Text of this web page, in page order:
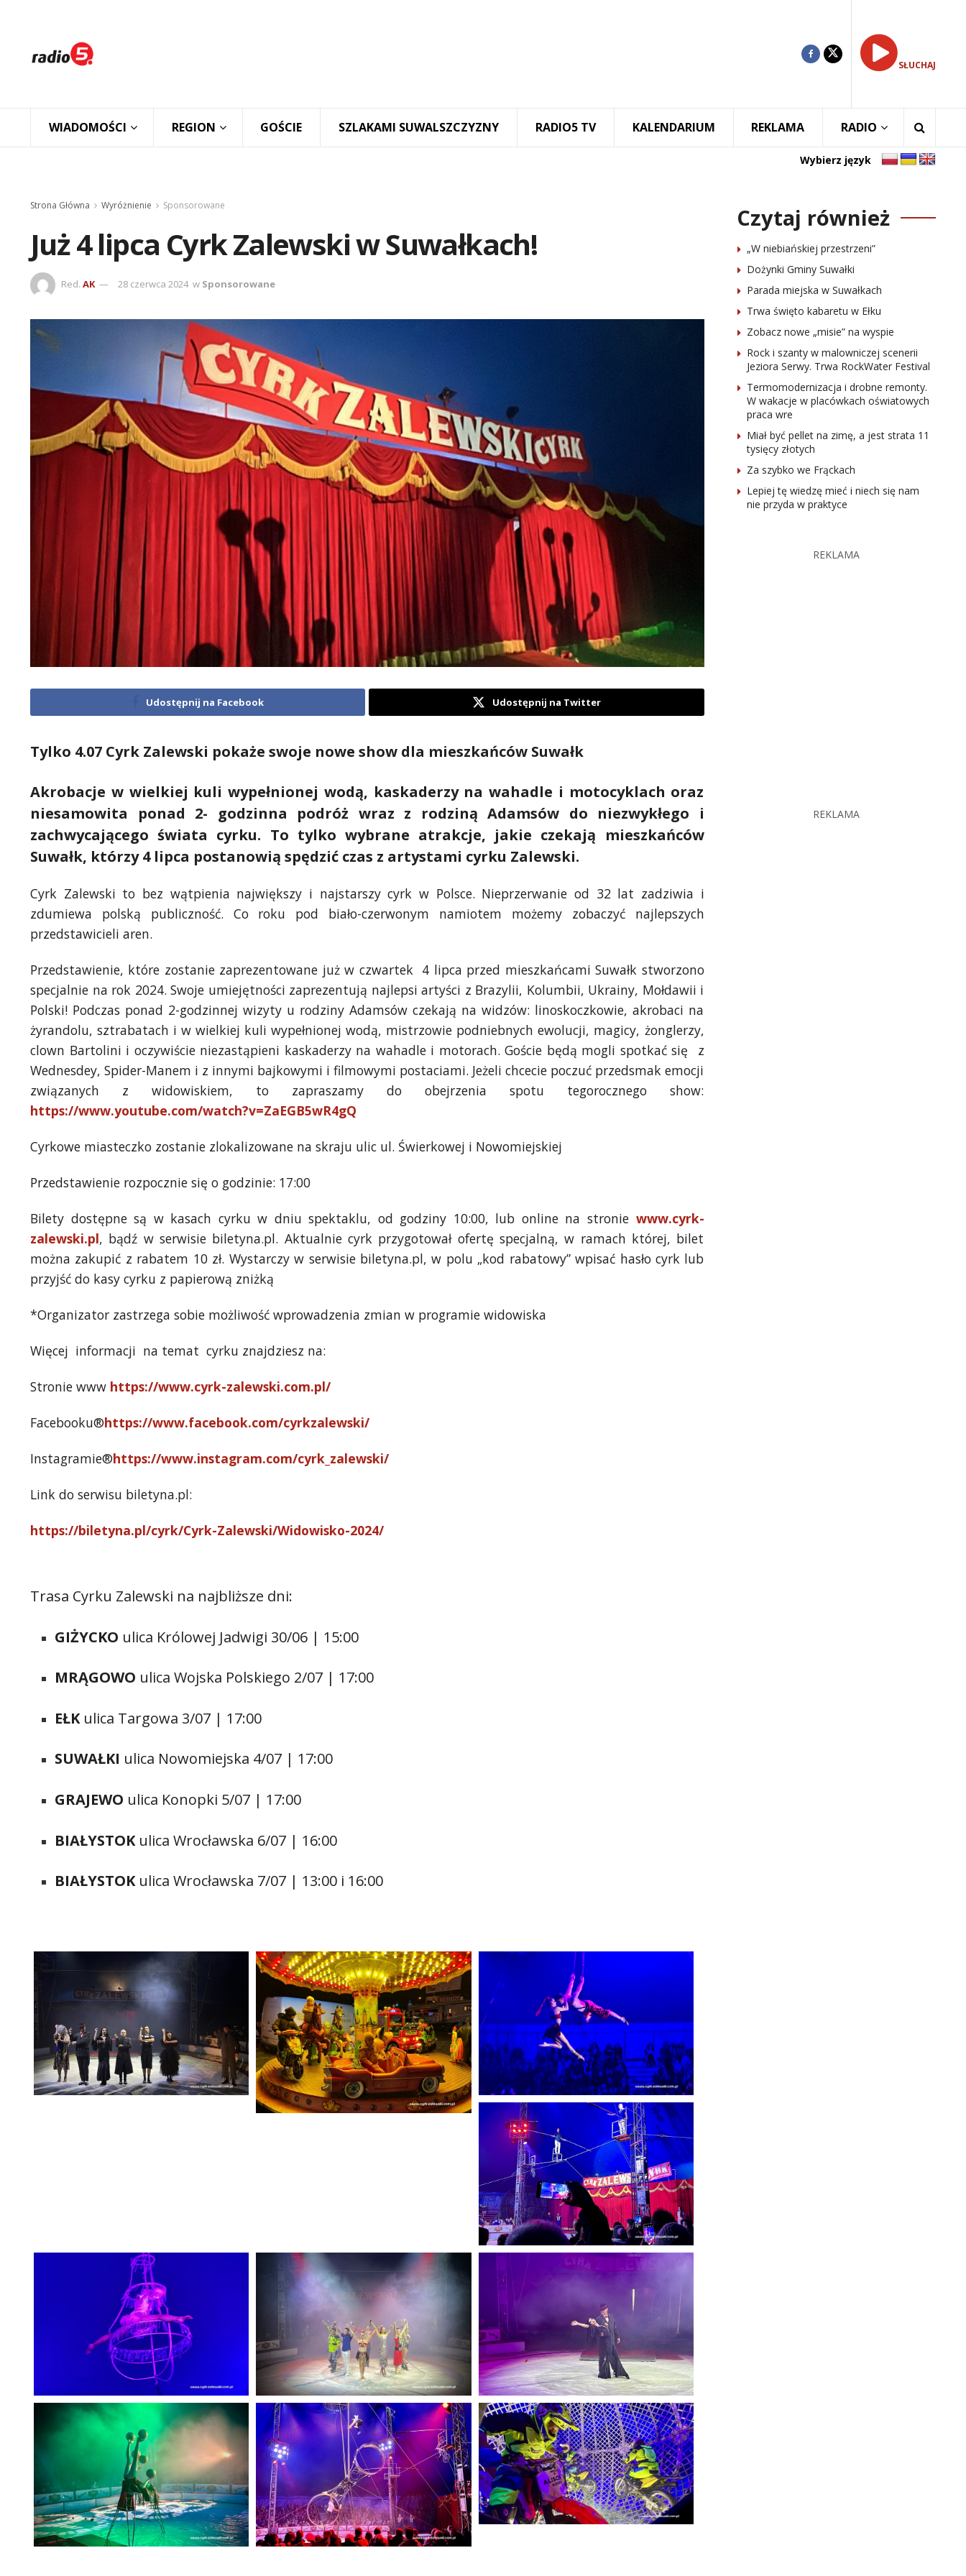
SŁUCHAJ
WIADOMOŚCI REGION GOŚCIE SZLAKAMI SUWALSZCZYZNY RADIO5 TV KALENDARIUM REKLAMA RADIO
Wybierz język
Strona Główna Wyróżnienie Sponsorowane
Już 4 lipca Cyrk Zalewski w Suwałkach!
Red. AK 28 czerwca 2024 w Sponsorowane
Udostępnij na Facebook Udostępnij na Twitter
Tylko 4.07 Cyrk Zalewski pokaże swoje nowe show dla mieszkańców Suwałk
Akrobacje w wielkiej kuli wypełnionej wodą, kaskaderzy na wahadle i motocyklach oraz
niesamowita ponad 2- godzinna podróż wraz z rodziną Adamsów do niezwykłego i
zachwycającego świata cyrku. To tylko wybrane atrakcje, jakie czekają mieszkańców
Suwałk, którzy 4 lipca postanowią spędzić czas z artystami cyrku Zalewski.
Cyrk Zalewski to bez wątpienia największy i najstarszy cyrk w Polsce. Nieprzerwanie od 32 lat zadziwia i
zdumiewa polską publiczność. Co roku pod biało-czerwonym namiotem możemy zobaczyć najlepszych
przedstawicieli aren.
Przedstawienie, które zostanie zaprezentowane już w czwartek 4 lipca przed mieszkańcami Suwałk stworzono
specjalnie na rok 2024. Swoje umiejętności zaprezentują najlepsi artyści z Brazylii, Kolumbii, Ukrainy, Mołdawii i
Polski! Podczas ponad 2-godzinnej wizyty u rodziny Adamsów czekają na widzów: linoskoczkowie, akrobaci na
żyrandolu, sztrabatach i w wielkiej kuli wypełnionej wodą, mistrzowie podniebnych ewolucji, magicy, żonglerzy,
clown Bartolini i oczywiście niezastąpieni kaskaderzy na wahadle i motorach. Goście będą mogli spotkać się z
Wednesdey, Spider-Manem i z innymi bajkowymi i filmowymi postaciami. Jeżeli chcecie poczuć przedsmak emocji
związanych z widowiskiem, to zapraszamy do obejrzenia spotu tegorocznego show:
https://www.youtube.com/watch?v=ZaEGB5wR4gQ
Cyrkowe miasteczko zostanie zlokalizowane na skraju ulic ul. Świerkowej i Nowomiejskiej
Przedstawienie rozpocznie się o godzinie: 17:00
Bilety dostępne są w kasach cyrku w dniu spektaklu, od godziny 10:00, lub online na stronie www.cyrk-
zalewski.pl, bądź w serwisie biletyna.pl. Aktualnie cyrk przygotował ofertę specjalną, w ramach której, bilet
można zakupić z rabatem 10 zł. Wystarczy w serwisie biletyna.pl, w polu „kod rabatowy” wpisać hasło cyrk lub
przyjść do kasy cyrku z papierową zniżką
*Organizator zastrzega sobie możliwość wprowadzenia zmian w programie widowiska
Więcej informacji na temat cyrku znajdziesz na:
Stronie www https://www.cyrk-zalewski.com.pl/
Facebooku®https://www.facebook.com/cyrkzalewski/
Instagramie®https://www.instagram.com/cyrk_zalewski/
Link do serwisu biletyna.pl:
https://biletyna.pl/cyrk/Cyrk-Zalewski/Widowisko-2024/
Trasa Cyrku Zalewski na najbliższe dni:
GIŻYCKO ulica Królowej Jadwigi 30/06 | 15:00
MRĄGOWO ulica Wojska Polskiego 2/07 | 17:00
EŁKulica Targowa 3/07 | 17:00
SUWAŁKI ulica Nowomiejska 4/07 | 17:00
GRAJEWO ulica Konopki 5/07 | 17:00
BIAŁYSTOKulica Wrocławska 6/07 | 16:00
BIAŁYSTOKulica Wrocławska 7/07 | 13:00 i 16:00
Czytaj również
„W niebiańskiej przestrzeni”
Dożynki Gminy Suwałki
Parada miejska w Suwałkach
Trwa święto kabaretu w Ełku
Zobacz nowe „misie” na wyspie
Rock i szanty w malowniczej scenerii
Jeziora Serwy. Trwa RockWater Festival
Termomodernizacja i drobne remonty.
W wakacje w placówkach oświatowych
praca wre
Miał być pellet na zimę, a jest strata 11
tysięcy złotych
Za szybko we Frąckach
Lepiej tę wiedzę mieć i niech się nam
nie przyda w praktyce
REKLAMA
REKLAMA